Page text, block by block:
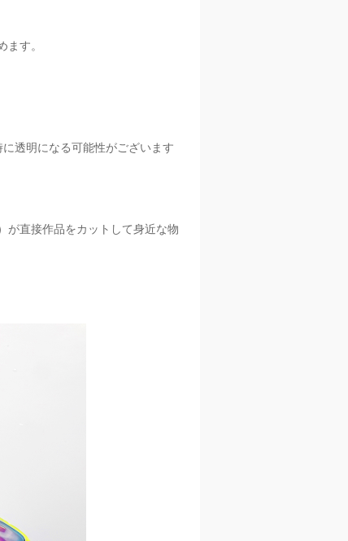
ます。
透明になる可能性がございます
が直接作品をカットして身近な物